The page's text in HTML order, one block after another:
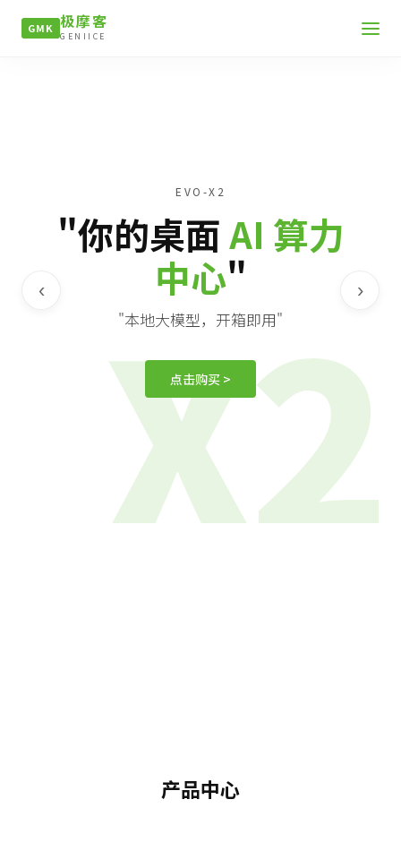
GMK 极摩客
GENIICE
X2
EVO-X2
"你的桌面AI 算力
中心"
"本地大模型，开箱即用"
点击购买 >
‹ ›
产品中心